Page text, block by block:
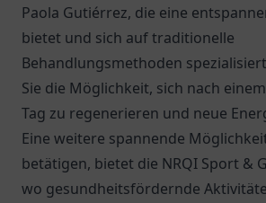
Paola Gutiérrez, die eine
bietet und sich auf traditionelle
Behandlungsmethoden
Sie die Möglichkeit, sich nach
Tag zu regenerieren und neue
Eine weitere spannende
betätigen, bietet die NRQI Sport &
wo gesundheitsfördernde